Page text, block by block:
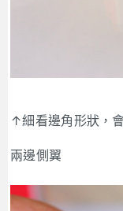
↑細看邊角形狀，
兩邊側翼